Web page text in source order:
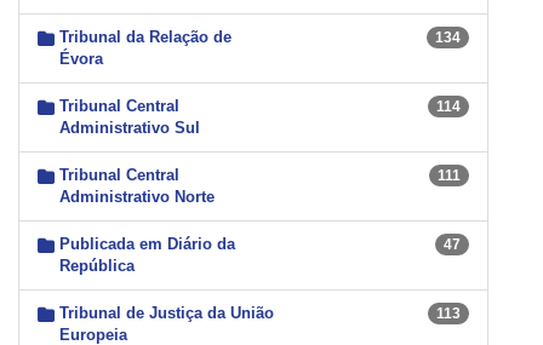
Tribunal da Relação de
Évora
134
Tribunal Central
Administrativo Sul
114
Tribunal Central
Administrativo Norte
111
Publicada em Diário da
República
47
Tribunal de Justiça da União
Europeia
113